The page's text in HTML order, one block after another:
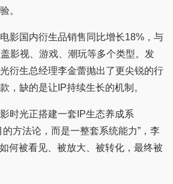
。
国内衍生品销售同比增长18%，与
影视、游戏、潮玩等多个类型。发
衍生总经理李金蕾抛出了更尖锐的行
，缺的是让IP持续生长的机制。
光正搭建一套IP生态养成系
方法论，而是一整套系统能力”，李
何被看见、被放大、被转化，最终被